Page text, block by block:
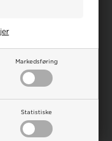
Markedsføring
Statistiske
til
|Ure